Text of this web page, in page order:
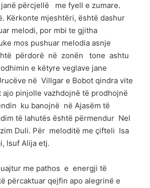
përcjellë me fyell e zumare.
Kërkonte mjeshtëri, është dashur
melodi, por mbi te gjitha
mos pushuar melodia asnje
përdorë në zonën tone ashtu
e këtyre veglave jane
në Villgar e Bobot qindra vite
ajo pinjolle vazhdojnë të prodhojnë
ku banojnë në Ajasëm të
të lahutës është përmendur Nel
Duli. Për meloditë me çifteli Isa
Isuf Alija etj.
me pathos e energji të
përcaktuar qejfin apo alegrinë e